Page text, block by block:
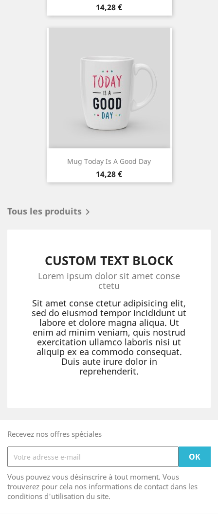
Prix
14,28 €
Mug Today Is A Good Day
Prix
14,28 €
Tous les produits 
CUSTOM TEXT BLOCK
Lorem ipsum dolor sit amet conse
ctetu
Sit amet conse ctetur adipisicing elit,
sed do eiusmod tempor incididunt ut
labore et dolore magna aliqua. Ut
enim ad minim veniam, quis nostrud
exercitation ullamco laboris nisi ut
aliquip ex ea commodo consequat.
Duis aute irure dolor in
reprehenderit.
Recevez nos offres spéciales
Vous pouvez vous désinscrire à tout moment. Vous
trouverez pour cela nos informations de contact dans les
conditions d'utilisation du site.